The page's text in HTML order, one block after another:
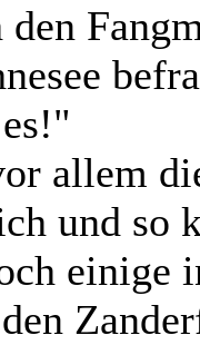
den
allem
und so
einige